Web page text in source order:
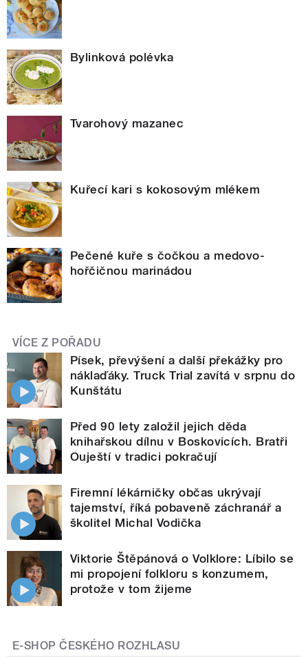
Bylinková polévka
Tvarohový mazanec
Kuřecí kari s kokosovým mlékem
Pečené kuře s čočkou a medovo-
hořčičnou marinádou
VÍCE Z POŘADU
Písek, převýšení a další překážky pro
náklaďáky. Truck Trial zavítá v srpnu do
Kunštátu
Před 90 lety založil jejich děda
knihařskou dílnu v Boskovicích. Bratři
Ouještí v tradici pokračují
Firemní lékárničky občas ukrývají
tajemství, říká pobaveně záchranář a
školitel Michal Vodička
Viktorie Štěpánová o Volklore: Líbilo se
mi propojení folkloru s konzumem,
protože v tom žijeme
E-SHOP ČESKÉHO ROZHLASU